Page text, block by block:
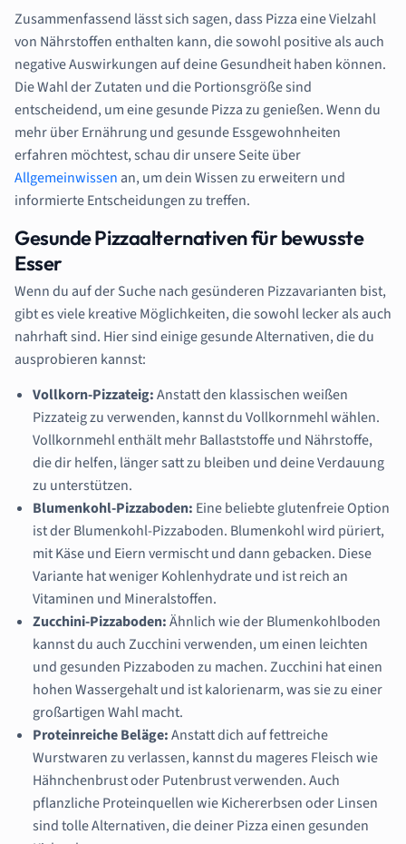
Zusammenfassend lässt sich sagen, dass Pizza eine Vielzahl
von Nährstoffen enthalten kann, die sowohl positive als auch
negative Auswirkungen auf deine Gesundheit haben können.
Die Wahl der Zutaten und die Portionsgröße sind
entscheidend, um eine gesunde Pizza zu genießen. Wenn du
mehr über Ernährung und gesunde Essgewohnheiten
erfahren möchtest, schau dir unsere Seite über
Allgemeinwissen an, um dein Wissen zu erweitern und
informierte Entscheidungen zu treffen.
Gesunde Pizzaalternativen für bewusste
Esser
Wenn du auf der Suche nach gesünderen Pizzavarianten bist,
gibt es viele kreative Möglichkeiten, die sowohl lecker als auch
nahrhaft sind. Hier sind einige gesunde Alternativen, die du
ausprobieren kannst:
Vollkorn-Pizzateig:Anstatt den klassischen weißen
Pizzateig zu verwenden, kannst du Vollkornmehl wählen.
Vollkornmehl enthält mehr Ballaststoffe und Nährstoffe,
die dir helfen, länger satt zu bleiben und deine Verdauung
zu unterstützen.
Blumenkohl-Pizzaboden: Eine beliebte glutenfreie Option
ist der Blumenkohl-Pizzaboden. Blumenkohl wird püriert,
mit Käse und Eiern vermischt und dann gebacken. Diese
Variante hat weniger Kohlenhydrate und ist reich an
Vitaminen und Mineralstoffen.
Zucchini-Pizzaboden:Ähnlich wie der Blumenkohlboden
kannst du auch Zucchini verwenden, um einen leichten
und gesunden Pizzaboden zu machen. Zucchini hat einen
hohen Wassergehalt und ist kalorienarm, was sie zu einer
großartigen Wahl macht.
Proteinreiche Beläge:Anstatt dich auf fettreiche
Wurstwaren zu verlassen, kannst du mageres Fleisch wie
Hähnchenbrust oder Putenbrust verwenden. Auch
pflanzliche Proteinquellen wie Kichererbsen oder Linsen
sind tolle Alternativen, die deiner Pizza einen gesunden